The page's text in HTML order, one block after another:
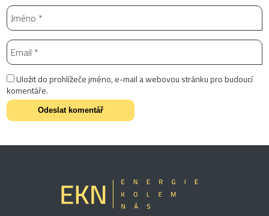
Uložit do prohlížeče jméno, e-mail a webovou stránku pro budoucí
komentáře.